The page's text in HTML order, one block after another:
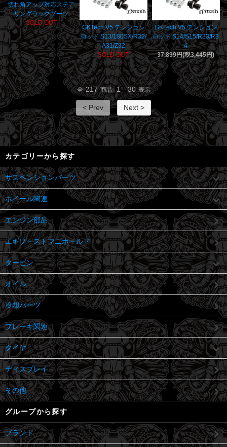
切れ角アップ対応ステア
リングラックブーツ
SOLD OUT
GKTech V5 テンション
ロッド S13/180SX/R32/
A31/Z32
SOLD OUT
GKTech V5 テンション
ロッド S14/S15/R33/R3
4
37,899円(税3,445円)
全 217 商品 1 - 30 表示
< Prev Next >
カテゴリーから探す
サスペンションパーツ
ホイール関連
エンジン部品
エギゾーストマニホールド
タービン
オイル
冷却パーツ
ブレーキ関連
タイヤ
ディスプレイ
その他
グループから探す
ブランド